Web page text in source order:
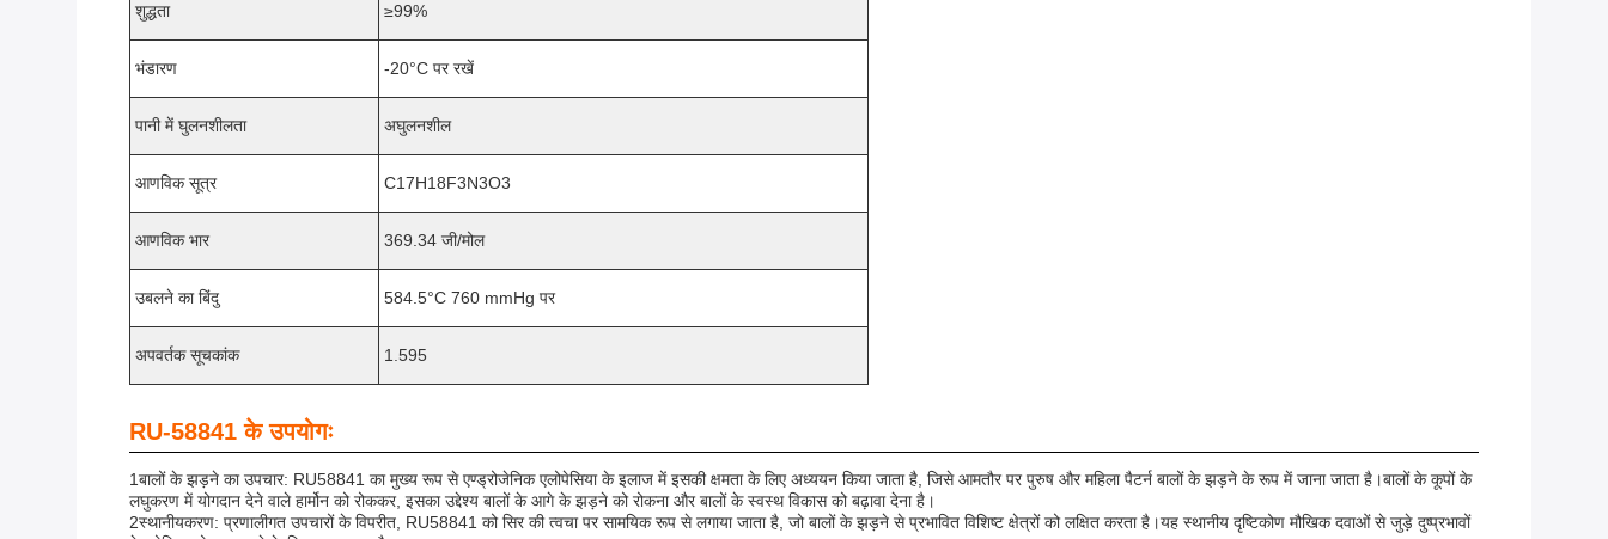
शुद्धता ≥99%
भंडारण -20°C पर रखें
पानी में घुलनशीलता अघुलनशील
आणविक सूत्र C17H18F3N3O3
आणविक भार 369.34 जी/मोल
उबलने का बिंदु 584.5°C 760 mmHg पर
अपवर्तक सूचकांक 1.595
RU-58841 के उपयोगः
1बालों के झड़ने का उपचार: RU58841 का मुख्य रूप से एण्ड्रोजेनिक एलोपेसिया के इलाज में इसकी क्षमता के लिए अध्ययन किया जाता है, जिसे आमतौर पर पुरुष और महिला पैटर्न बालों के झड़ने के रूप में जाना जाता है।बालों के कूपों के
लघुकरण में योगदान देने वाले हार्मोन को रोककर, इसका उद्देश्य बालों के आगे के झड़ने को रोकना और बालों के स्वस्थ विकास को बढ़ावा देना है।
2स्थानीयकरण: प्रणालीगत उपचारों के विपरीत, RU58841 को सिर की त्वचा पर सामयिक रूप से लगाया जाता है, जो बालों के झड़ने से प्रभावित विशिष्ट क्षेत्रों को लक्षित करता है।यह स्थानीय दृष्टिकोण मौखिक दवाओं से जुड़े दुष्प्रभावों